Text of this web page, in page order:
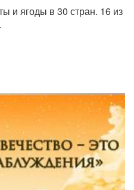
и ягоды в 30 стран. 16 из